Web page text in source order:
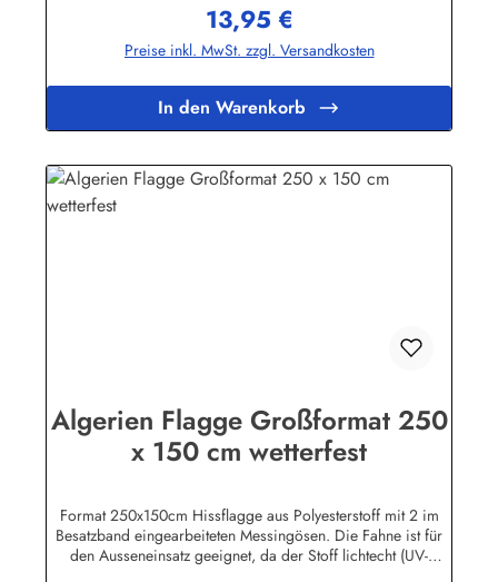
Wir führen eine große Auswahl an Länder- und
Sonderflaggen, XXL-Flaggen, Bootsflaggen und
Tischflaggen.Herstellerinformationen:Fahnen-Shop - Axel
Regulärer Preis:
13,95 €
Preise inkl. MwSt. zzgl. Versandkosten
In den Warenkorb
Algerien Flagge Großformat 250
x 150 cm wetterfest
Format 250x150cm Hissflagge aus Polyesterstoff mit 2 im
Besatzband eingearbeiteten Messingösen. Die Fahne ist für
den Ausseneinsatz geeignet, da der Stoff lichtecht (UV-